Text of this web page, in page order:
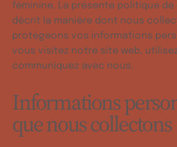
féminine. La présente politique
décrit la manière dont nous
protégeons vos informations
vous visitez notre site web,
communiquez avec nous.
Informations
que nous collectons